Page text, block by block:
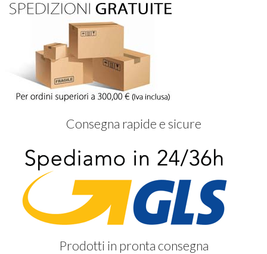
Consegna rapide e sicure
Prodotti in pronta consegna